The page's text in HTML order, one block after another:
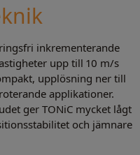
inkrementerande
upp till 10 m/s
upplösning ner till
applikationer.
ger TONiC mycket lågt
och jämnare